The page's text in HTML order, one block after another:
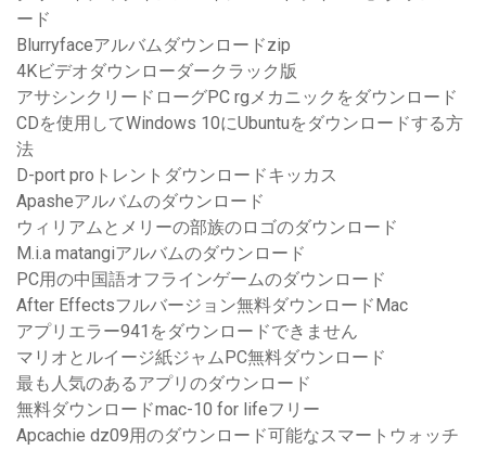
ード
Blurryfaceアルバムダウンロードzip
4Kビデオダウンローダークラック版
アサシンクリードローグPC rgメカニックをダウンロード
CDを使用してWindows 10にUbuntuをダウンロードする方
法
D-port proトレントダウンロードキッカス
Apasheアルバムのダウンロード
ウィリアムとメリーの部族のロゴのダウンロード
M.i.a matangiアルバムのダウンロード
PC用の中国語オフラインゲームのダウンロード
After Effectsフルバージョン無料ダウンロードMac
アプリエラー941をダウンロードできません
マリオとルイージ紙ジャムPC無料ダウンロード
最も人気のあるアプリのダウンロード
無料ダウンロードmac-10 for lifeフリー
Apcachie dz09用のダウンロード可能なスマートウォッチ